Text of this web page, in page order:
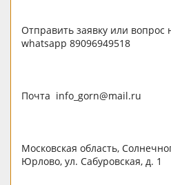
Отправить заявку или вопрос
whatsapp 89096949518
Почта info_gorn@mail.ru
Московская область,
Юрлово, ул. Сабуровская, д. 1